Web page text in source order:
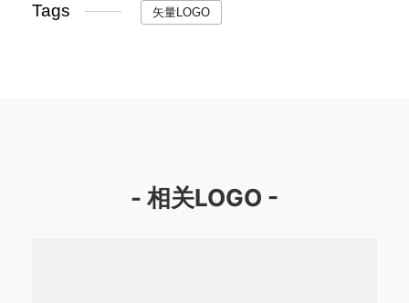
Tags 矢量LOGO
- 相关LOGO -